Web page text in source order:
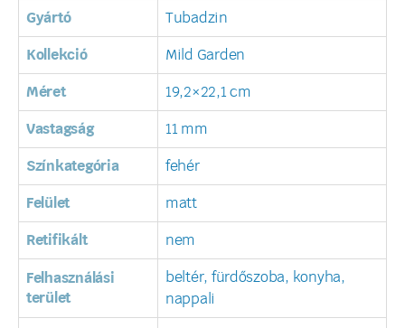
Gyártó Tubadzin
Kollekció Mild Garden
Méret 19,2×22,1 cm
Vastagság 11 mm
Színkategória fehér
Felület matt
Retifikált nem
Felhasználási
terület
beltér, fürdőszoba, konyha,
nappali